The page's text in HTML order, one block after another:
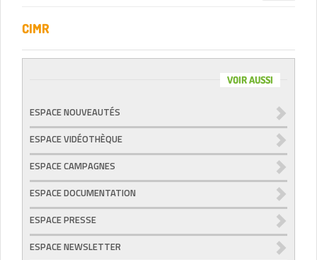
CIMR
VOIR AUSSI
ESPACE NOUVEAUTÉS
ESPACE VIDÉOTHÈQUE
ESPACE CAMPAGNES
ESPACE DOCUMENTATION
ESPACE PRESSE
ESPACE NEWSLETTER